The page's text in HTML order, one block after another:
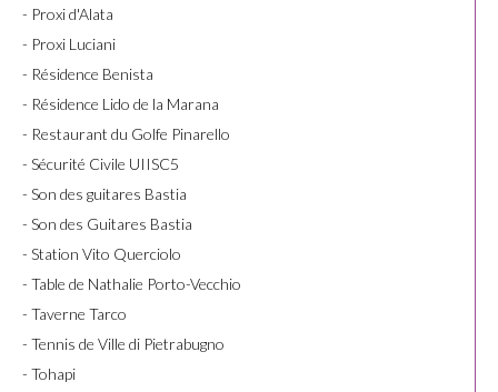
- Proxi d'Alata
- Proxi Luciani
- Résidence Benista
- Résidence Lido de la Marana
- Restaurant du Golfe Pinarello
- Sécurité Civile UIISC5
- Son des guitares Bastia
- Son des Guitares Bastia
- Station Vito Querciolo
- Table de Nathalie Porto-Vecchio
- Taverne Tarco
- Tennis de Ville di Pietrabugno
- Tohapi